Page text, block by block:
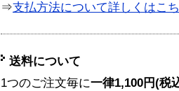
⇒支払方法について詳しくはこ
送料について
1つのご注文毎に一律1,100円(税